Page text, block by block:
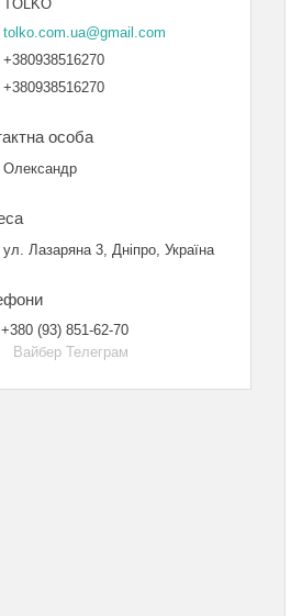
TOLKO
tolko.com.ua@gmail.com
+380938516270
+380938516270
Олександр
ул. Лазаряна 3, Дніпро, Україна
+380 (93) 851-62-70
Вайбер Телеграм